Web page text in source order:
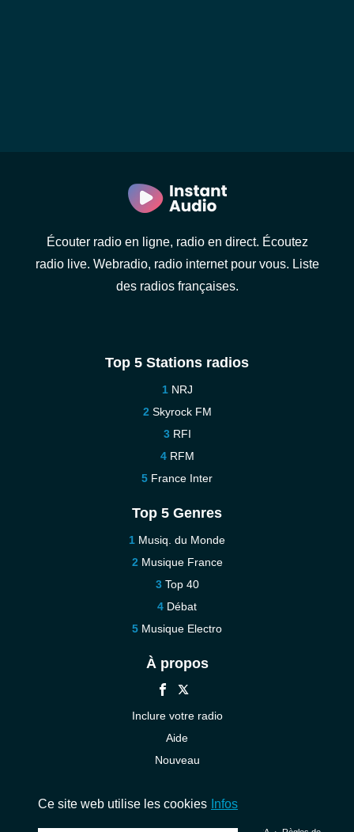
Écouter radio en ligne, radio en direct. Écoutez
radio live. Webradio, radio internet pour vous. Liste
des radios françaises.
Top 5 Stations radios
NRJ
Skyrock FM
RFI
RFM
France Inter
Top 5 Genres
Musiq. du Monde
Musique France
Top 40
Débat
Musique Electro
À propos
Inclure votre radio
Aide
Nouveau
Ce site web utilise les cookies Infos